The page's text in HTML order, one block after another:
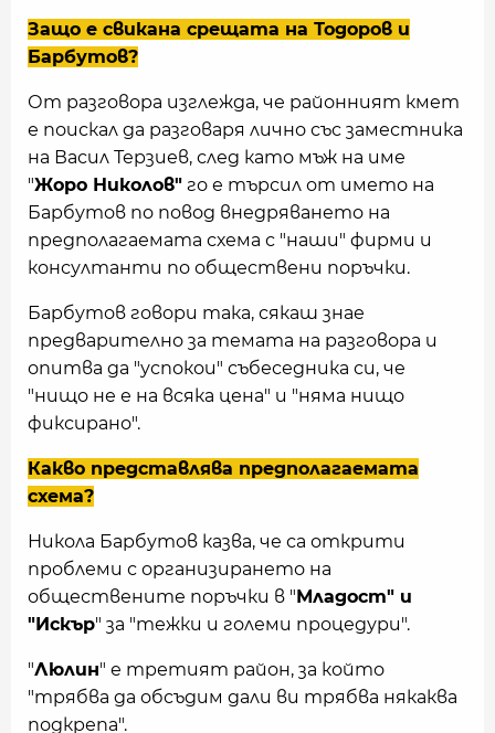
Защо е свикана срещата на Тодоров и
Барбутов?
От разговора изглежда, че районният кмет
е поискал да разговаря лично със заместника
на Васил Терзиев, след като мъж на име
"Жоро Николов" го е търсил от името на
Барбутов по повод внедряването на
предполагаемата схема с "наши" фирми и
консултанти по обществени поръчки.
Барбутов говори така, сякаш знае
предварително за темата на разговора и
опитва да "успокои" събеседника си, че
"нищо не е на всяка цена" и "няма нищо
фиксирано".
Какво представлява предполагаемата
схема?
Никола Барбутов казва, че са открити
проблеми с организирането на
обществените поръчки в "Младост" и
"Искър" за "тежки и големи процедури".
"Люлин" е третият район, за който
"трябва да обсъдим дали ви трябва някаква
подкрепа".